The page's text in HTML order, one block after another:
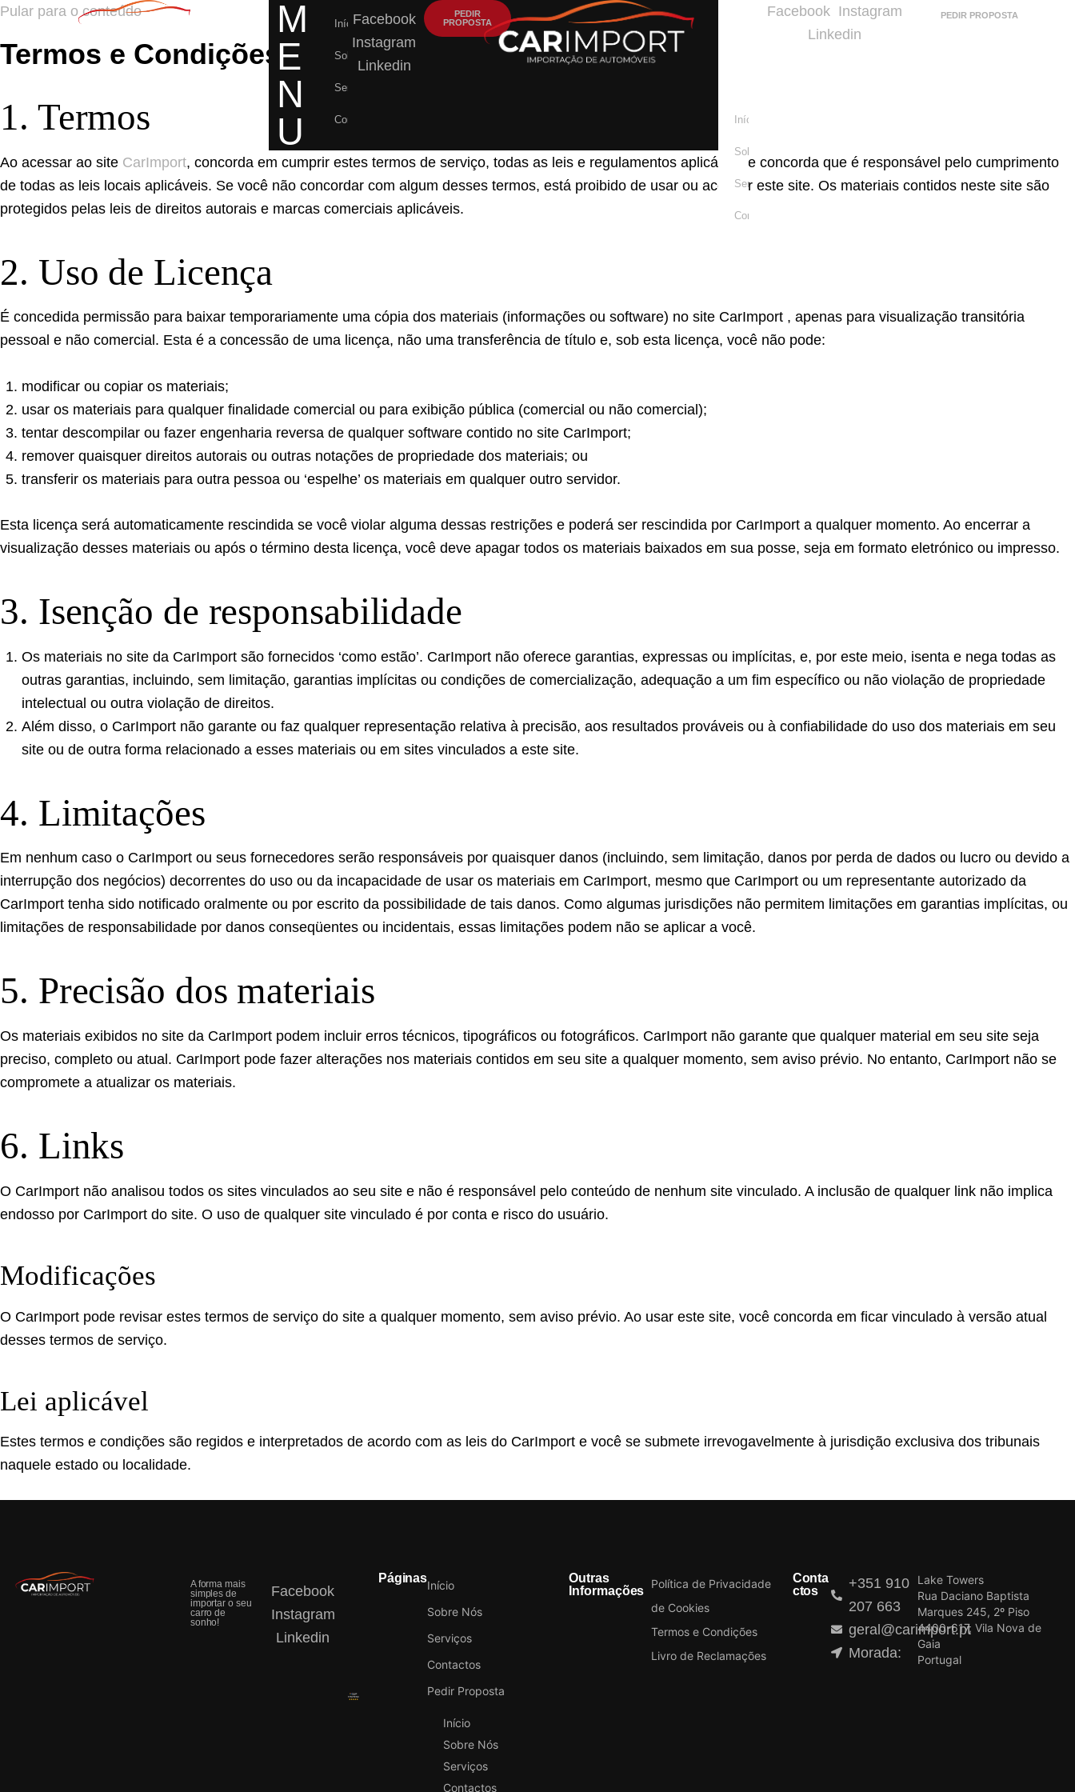
Pular para o conteúdo
M
E
N
U
Início
Sobre
Serviços
Contactos
Facebook
Instagram
Linkedin
PEDIR
PROPOSTA
Início
Sobre
Serviços
Contactos
Facebook Instagram
Linkedin
PEDIR PROPOSTA
Termos e Condições
1. Termos
Ao acessar ao site CarImport, concorda em cumprir estes termos de serviço, todas as leis e regulamentos aplicáveis ​​e concorda que é responsável pelo cumprimento
de todas as leis locais aplicáveis. Se você não concordar com algum desses termos, está proibido de usar ou acessar este site. Os materiais contidos neste site são
protegidos pelas leis de direitos autorais e marcas comerciais aplicáveis.
2. Uso de Licença
É concedida permissão para baixar temporariamente uma cópia dos materiais (informações ou software) no site CarImport , apenas para visualização transitória
pessoal e não comercial. Esta é a concessão de uma licença, não uma transferência de título e, sob esta licença, você não pode:
modificar ou copiar os materiais;
usar os materiais para qualquer finalidade comercial ou para exibição pública (comercial ou não comercial);
tentar descompilar ou fazer engenharia reversa de qualquer software contido no site CarImport;
remover quaisquer direitos autorais ou outras notações de propriedade dos materiais; ou
transferir os materiais para outra pessoa ou ‘espelhe’ os materiais em qualquer outro servidor.
Esta licença será automaticamente rescindida se você violar alguma dessas restrições e poderá ser rescindida por CarImport a qualquer momento. Ao encerrar a
visualização desses materiais ou após o término desta licença, você deve apagar todos os materiais baixados em sua posse, seja em formato eletrónico ou impresso.
3. Isenção de responsabilidade
Os materiais no site da CarImport são fornecidos ‘como estão’. CarImport não oferece garantias, expressas ou implícitas, e, por este meio, isenta e nega todas as
outras garantias, incluindo, sem limitação, garantias implícitas ou condições de comercialização, adequação a um fim específico ou não violação de propriedade
intelectual ou outra violação de direitos.
Além disso, o CarImport não garante ou faz qualquer representação relativa à precisão, aos resultados prováveis ​​ou à confiabilidade do uso dos materiais em seu
site ou de outra forma relacionado a esses materiais ou em sites vinculados a este site.
4. Limitações
Em nenhum caso o CarImport ou seus fornecedores serão responsáveis ​​por quaisquer danos (incluindo, sem limitação, danos por perda de dados ou lucro ou devido a
interrupção dos negócios) decorrentes do uso ou da incapacidade de usar os materiais em CarImport, mesmo que CarImport ou um representante autorizado da
CarImport tenha sido notificado oralmente ou por escrito da possibilidade de tais danos. Como algumas jurisdições não permitem limitações em garantias implícitas, ou
limitações de responsabilidade por danos conseqüentes ou incidentais, essas limitações podem não se aplicar a você.
5. Precisão dos materiais
Os materiais exibidos no site da CarImport podem incluir erros técnicos, tipográficos ou fotográficos. CarImport não garante que qualquer material em seu site seja
preciso, completo ou atual. CarImport pode fazer alterações nos materiais contidos em seu site a qualquer momento, sem aviso prévio. No entanto, CarImport não se
compromete a atualizar os materiais.
6. Links
O CarImport não analisou todos os sites vinculados ao seu site e não é responsável pelo conteúdo de nenhum site vinculado. A inclusão de qualquer link não implica
endosso por CarImport do site. O uso de qualquer site vinculado é por conta e risco do usuário.
Modificações
O CarImport pode revisar estes termos de serviço do site a qualquer momento, sem aviso prévio. Ao usar este site, você concorda em ficar vinculado à versão atual
desses termos de serviço.
Lei aplicável
Estes termos e condições são regidos e interpretados de acordo com as leis do CarImport e você se submete irrevogavelmente à jurisdição exclusiva dos tribunais
naquele estado ou localidade.
A forma mais
simples de
importar o seu
carro de
sonho!
Facebook
Instagram
Linkedin
Páginas
Início
Sobre Nós
Serviços
Contactos
Pedir Proposta
Início
Sobre Nós
Serviços
Contactos
Outras
Informações
Política de Privacidade
de Cookies
Termos e Condições
Livro de Reclamações
Conta
ctos
+351 910
207 663
geral@carimport.pt
Morada:
Lake Towers
Rua Daciano Baptista
Marques 245, 2º Piso
4400-617, Vila Nova de
Gaia
Portugal